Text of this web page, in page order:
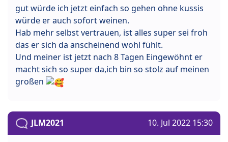
gut würde ich jetzt einfach so gehen ohne kussis
würde er auch sofort weinen.
Hab mehr selbst vertrauen, ist alles super sei froh
das er sich da anscheinend wohl fühlt.
Und meiner ist jetzt nach 8 Tagen Eingewöhnt er
macht sich so super da,ich bin so stolz auf meinen
großen
JLM2021 10. Jul 2022 15:30